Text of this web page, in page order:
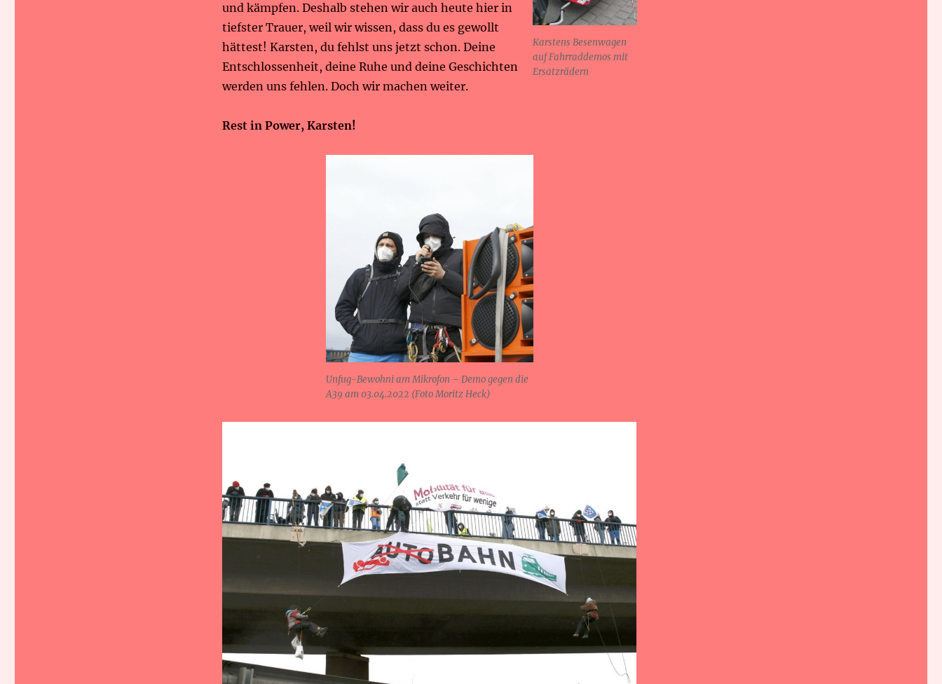
Karstens Besenwagen
auf Fahrraddemos mit
Ersatzrädern
und kämpfen. Deshalb stehen wir auch heute hier in
tiefster Trauer, weil wir wissen, dass du es gewollt
hättest! Karsten, du fehlst uns jetzt schon. Deine
Entschlossenheit, deine Ruhe und deine Geschichten
werden uns fehlen. Doch wir machen weiter.
Rest in Power, Karsten!
Unfug-Bewohni am Mikrofon – Demo gegen die
A39 am 03.04.2022 (Foto Moritz Heck)